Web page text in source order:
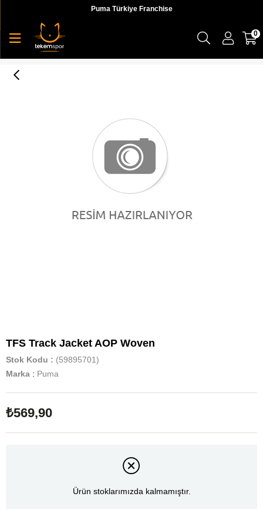
Puma Türkiye Franchise
0
TFS Track Jacket AOP Woven
Stok Kodu
(59895701)
Marka : Puma
₺569,90
Ürün stoklarımızda kalmamıştır.